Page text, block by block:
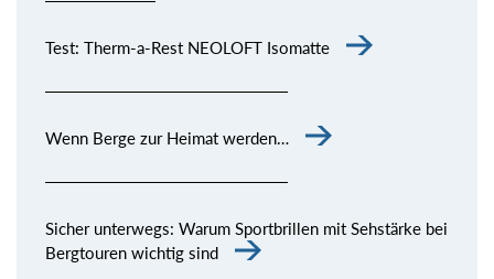
Test: Therm-a-Rest NEOLOFT Isomatte
Wenn Berge zur Heimat werden…
Sicher unterwegs: Warum Sportbrillen mit Sehstärke bei
Bergtouren wichtig sind